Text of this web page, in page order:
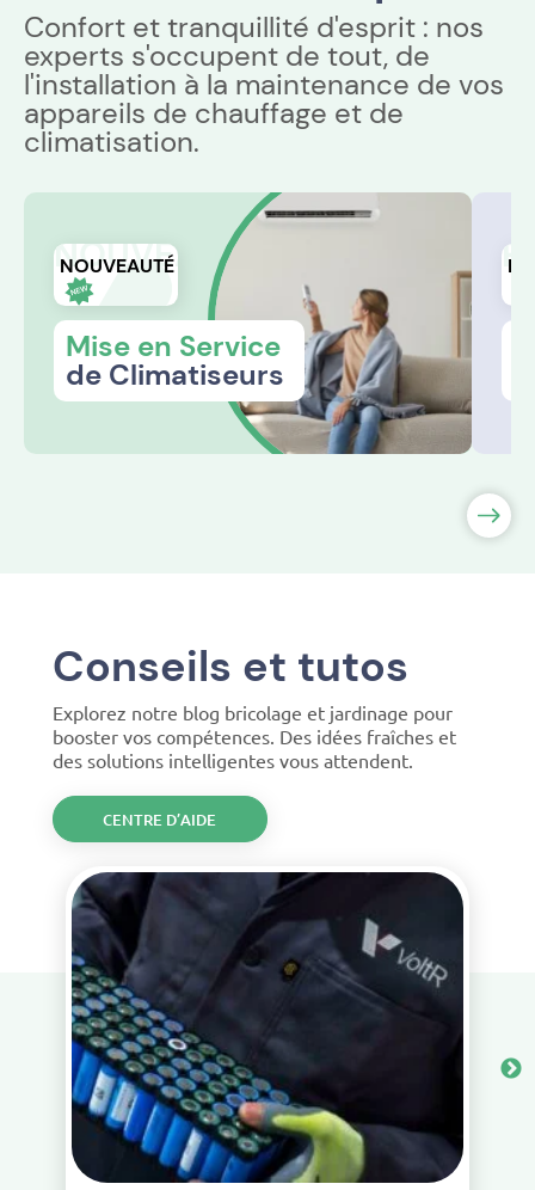
Confort et tranquillité d'esprit : nos
experts s'occupent de tout, de
l'installation à la maintenance de vos
appareils de chauffage et de
climatisation.
NOUVEAUTÉ
NOUVEAUTÉ
Mise en Service
de Climatiseurs
Conseils et tutos
Explorez notre blog bricolage et jardinage pour
booster vos compétences. Des idées fraîches et
des solutions intelligentes vous attendent.
CENTRE D’AIDE